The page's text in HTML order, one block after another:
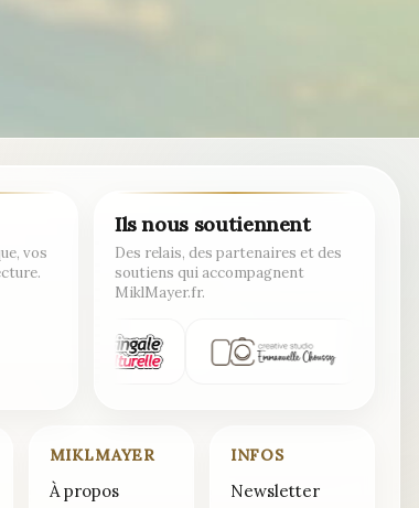
vos
Ils nous soutiennent
Des relais, des partenaires et des
soutiens qui accompagnent
MiklMayer.fr.
MIKLMAYER
À propos
INFOS
Newsletter